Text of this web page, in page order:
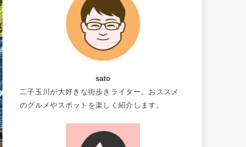
sato
二子玉川が大好きな街歩きライター。おススメ
のグルメやスポットを楽しく紹介します。